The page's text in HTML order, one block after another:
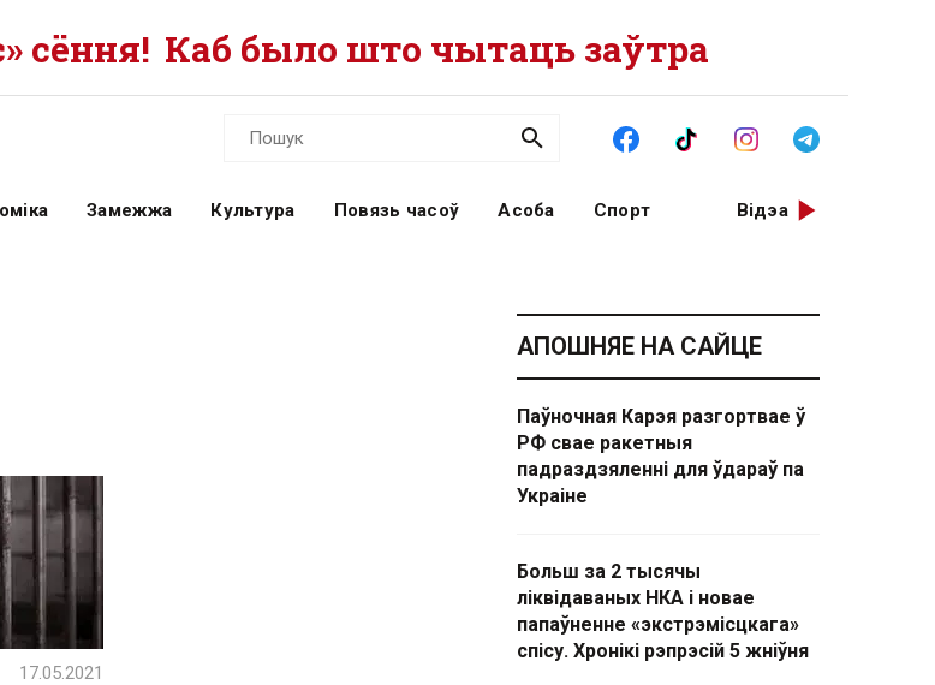
сёння! Каб было што чытаць заўтра
Замежжа Культура Повязь часоў Асоба Спорт Відэа
17.05.2021
АПОШНЯЕ НА САЙЦЕ
Паўночная Карэя разгортвае ў
РФ свае ракетныя
падраздзяленні для ўдараў па
Украіне
Больш за 2 тысячы
ліквідаваных НКА і новае
папаўненне «экстрэмісцкага»
спісу. Хронікі рэпрэсій 5 жніўня